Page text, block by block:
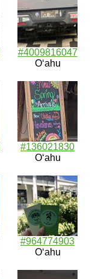
#4009816047
Oʻahu
#136021830
Oʻahu
#964774903
Oʻahu